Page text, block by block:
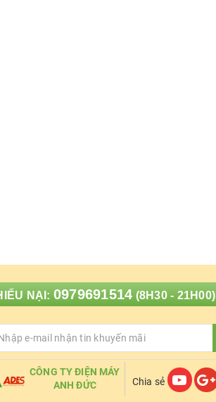
NẠI: 0979691514 (8H30 - 21H00)
CÔNG TY ĐIỆN MÁY
ANH ĐỨC
Chia sẻ